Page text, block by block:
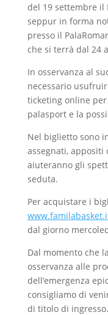
del 19 settembre il
seppur in forma
presso il
che si terrà dal 24
In osservanza al
necessario
ticketing online
palasport e la
Nel biglietto sono
assegnati,
aiuteranno gli
seduta.
Per acquistare i
dal giorno
Dal momento che
osservanza alle
dell’emergenza
consigliamo di
di titolo di ingresso.